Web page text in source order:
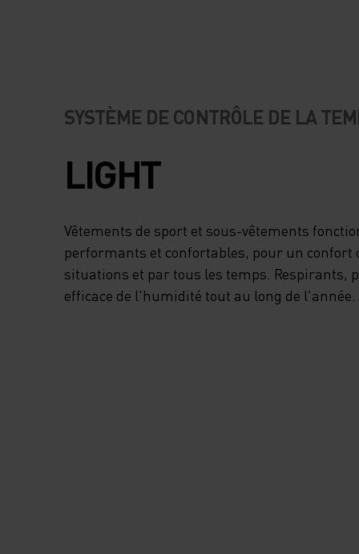
SYSTÈME DE CONTRÔLE DE LA
LIGHT
Vêtements de sport et sous-vêtements
performants et confortables, pour un confort
situations et par tous les temps. Respirants,
efficace de l'humidité tout au long de l'année.